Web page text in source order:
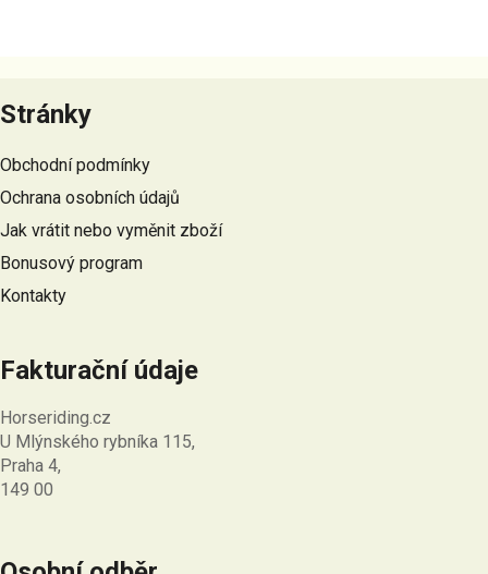
á
p
a
í
Stránky
Obchodní podmínky
Ochrana osobních údajů
Jak vrátit nebo vyměnit zboží
Bonusový program
Kontakty
Fakturační údaje
Horseriding.cz
U Mlýnského rybníka 115,
Praha 4,
149 00